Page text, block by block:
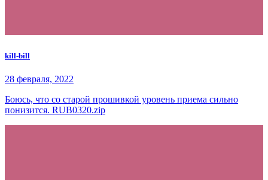
kill-bill
28 февраля, 2022
Боюсь, что со старой прошивкой уровень приема сильно
понизится. RUB0320.zip